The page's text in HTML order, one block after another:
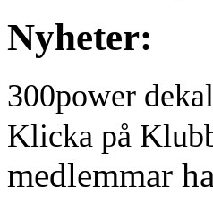
Nyheter:
300power
Klicka på
medlemmar